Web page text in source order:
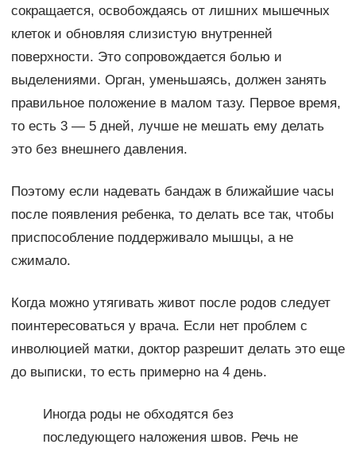
сокращается, освобождаясь от лишних мышечных
клеток и обновляя слизистую внутренней
поверхности. Это сопровождается болью и
выделениями. Орган, уменьшаясь, должен занять
правильное положение в малом тазу. Первое время,
то есть 3 — 5 дней, лучше не мешать ему делать
это без внешнего давления.
Поэтому если надевать бандаж в ближайшие часы
после появления ребенка, то делать все так, чтобы
приспособление поддерживало мышцы, а не
сжимало.
Когда можно утягивать живот после родов следует
поинтересоваться у врача. Если нет проблем с
инволюцией матки, доктор разрешит делать это еще
до выписки, то есть примерно на 4 день.
Иногда роды не обходятся без
последующего наложения швов. Речь не